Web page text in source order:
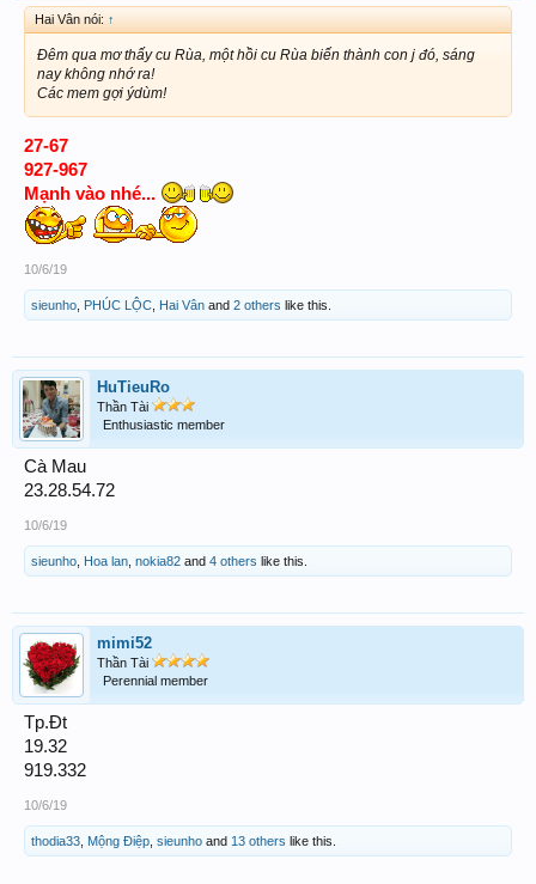
Hai Vân nói: ↑
Đêm qua mơ thấy cu Rùa, một hồi cu Rùa biến thành con j đó, sáng
nay không nhớ ra!
Các mem gợi ýdùm!
27-67
927-967
Mạnh vào nhé...
10/6/19
sieunho PHÚC LỘC Hai Vân and 2 others like this.
HuTieuRo
Thần Tài
Enthusiastic member
Cà Mau
23.28.54.72
10/6/19
sieunho Hoa lan nokia82 and 4 others like this.
mimi52
Thần Tài
Perennial member
Tp.Đt
19.32
919.332
10/6/19
thodia33 Mộng Điệp sieunho and 13 others like this.